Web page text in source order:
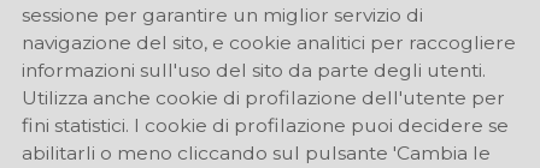
sessione per garantire un miglior servizio di
navigazione del sito, e cookie analitici per raccogliere
informazioni sull'uso del sito da parte degli utenti.
Utilizza anche cookie di profilazione dell'utente per
fini statistici. I cookie di profilazione puoi decidere se
abilitarli o meno cliccando sul pulsante 'Cambia le